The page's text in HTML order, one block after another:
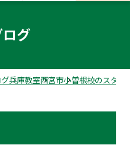
グ
兵庫教室西宮市小曽根校のスタッ